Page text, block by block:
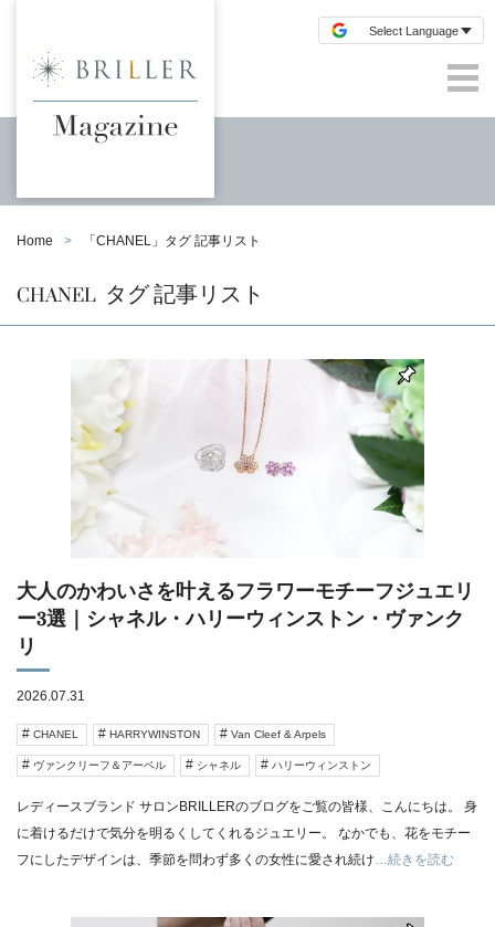
Home 「 CHANEL 」タグ 記事リスト
CHANEL タグ 記事リスト
大人のかわいさを叶えるフラワーモチーフジュエリ
ー3選｜シャネル・ハリーウィンストン・ヴァンク
リ
2026.07.31
CHANEL HARRYWINSTON Van Cleef & Arpels
ヴァンクリーフ＆アーペル シャネル ハリーウィンストン
レディースブランド サロンBRILLERのブログをご覧の皆様、こんにちは。 身
に着けるだけで気分を明るくしてくれるジュエリー。 なかでも、花をモチー
フにしたデザインは、季節を問わず多くの女性に愛され続け…続きを読む